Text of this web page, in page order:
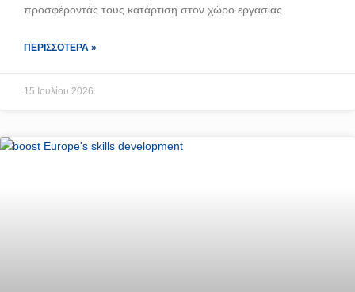
προσφέροντάς τους κατάρτιση στον χώρο εργασίας
ΠΕΡΙΣΣΌΤΕΡΑ »
15 Ιουλίου 2026